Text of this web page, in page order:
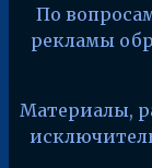
По
рекламы
Материалы,